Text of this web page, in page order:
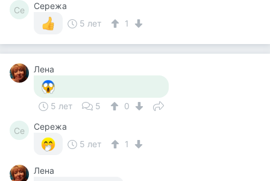
Се
Сережа
5 лет
1
Лена
5 лет 5 0
Се
Сережа
5 лет
1
Лена